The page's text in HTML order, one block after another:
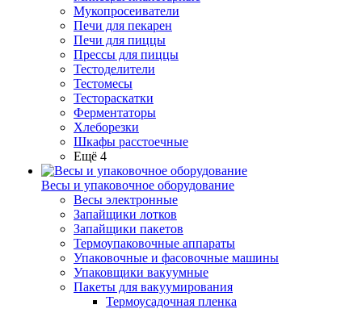
Мукопросеиватели
Печи для пекарен
Печи для пиццы
Прессы для пиццы
Тестоделители
Тестомесы
Тестораскатки
Ферментаторы
Хлеборезки
Шкафы расстоечные
Ещё 4
Весы и упаковочное оборудование
Весы электронные
Запайщики лотков
Запайщики пакетов
Термоупаковочные аппараты
Упаковочные и фасовочные машины
Упаковщики вакуумные
Пакеты для вакуумирования
Термоусадочная пленка